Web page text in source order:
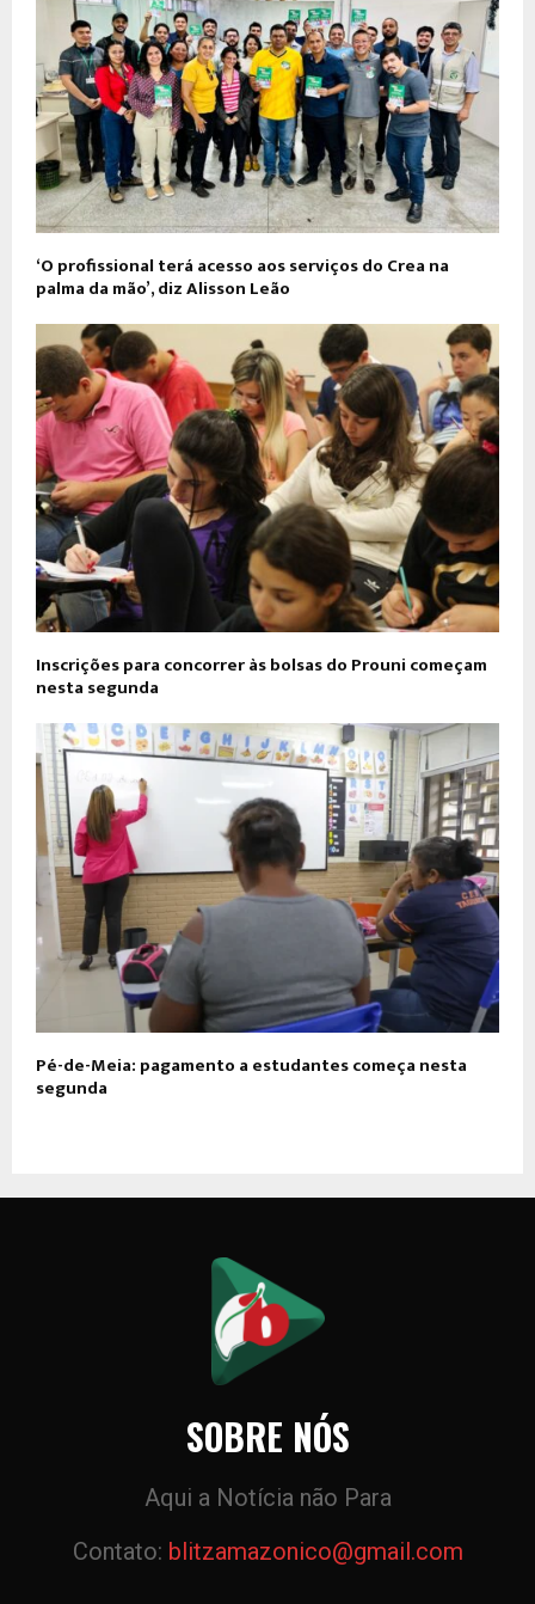
‘O profissional terá acesso aos serviços do Crea na
palma da mão’, diz Alisson Leão
Inscrições para concorrer às bolsas do Prouni começam
nesta segunda
Pé-de-Meia: pagamento a estudantes começa nesta
segunda
SOBRE NÓS
Aqui a Notícia não Para
Contato: blitzamazonico@gmail.com